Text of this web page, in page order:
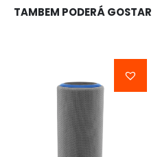
TAMBEM PODERÁ GOSTAR